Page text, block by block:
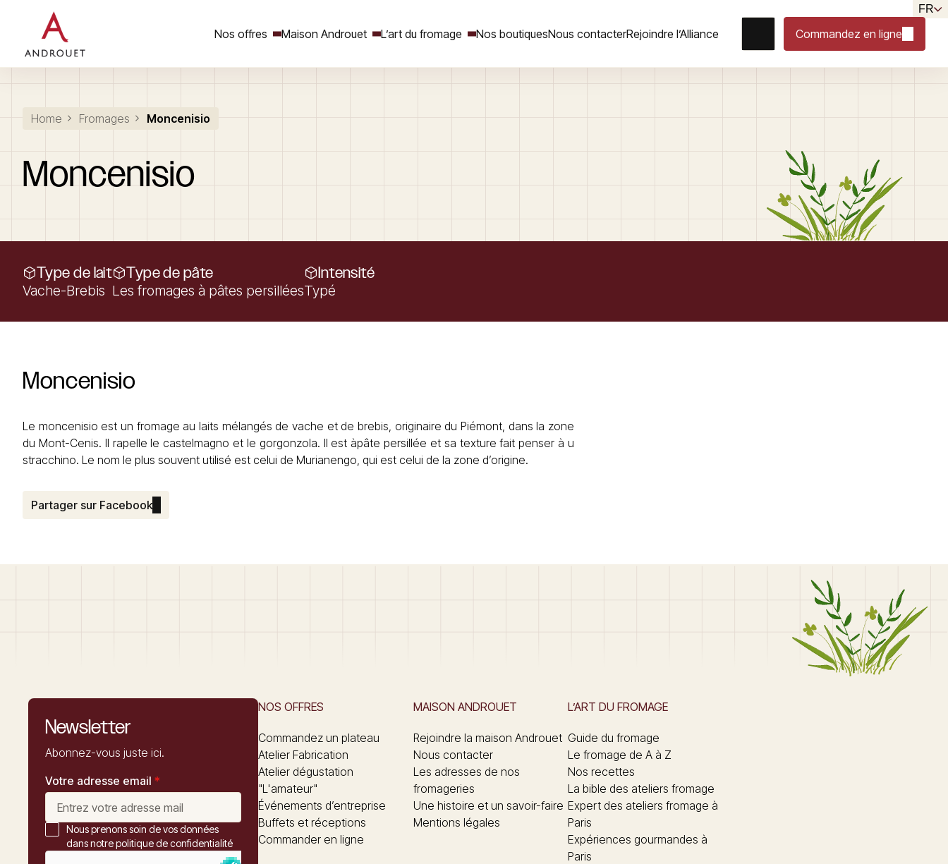
Nos offres Maison Androuet L’art du fromage Nos boutiquesNous contacterRejoindre l’Alliance Commandez en ligne
FR
Rechercher un mot clé
Home Fromages Moncenisio
Moncenisio
Type de lait
Vache-Brebis
Type de pâte
Les fromages à pâtes persillées
Intensité
Typé
Moncenisio
Le moncenisio est un fromage au laits mélangés de vache et de brebis, originaire du Piémont, dans la zone
du Mont-Cenis. Il rapelle le castelmagno et le gorgonzola. Il est àpâte persillée et sa texture fait penser à u
stracchino. Le nom le plus souvent utilisé est celui de Murianengo, qui est celui de la zone d’origine.
Partager sur Facebook
Newsletter
Abonnez-vous juste ici.
Votre adresse email *
Nous prenons soin de vos données
dans notre politique de confidentialité
NOS OFFRES
Commandez un plateau
Atelier Fabrication
Atelier dégustation
"L'amateur"
Événements d’entreprise
Buffets et réceptions
Commander en ligne
MAISON ANDROUET
Rejoindre la maison Androuet
Nous contacter
Les adresses de nos
fromageries
Une histoire et un savoir-faire
Mentions légales
L’ART DU FROMAGE
Guide du fromage
Le fromage de A à Z
Nos recettes
La bible des ateliers fromage
Expert des ateliers fromage à
Paris
Expériences gourmandes à
Paris